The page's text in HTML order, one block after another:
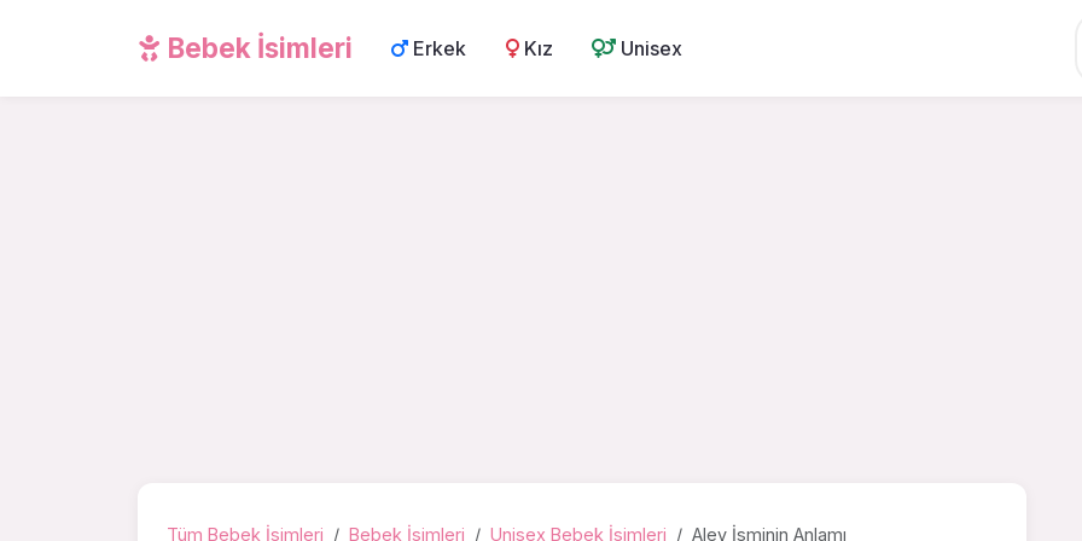
Bebek İsimleri Erkek Kız Unisex
Tüm Bebek İsimleri Bebek İsimleri Unisex Bebek İsimleri Alev İsminin Anlamı